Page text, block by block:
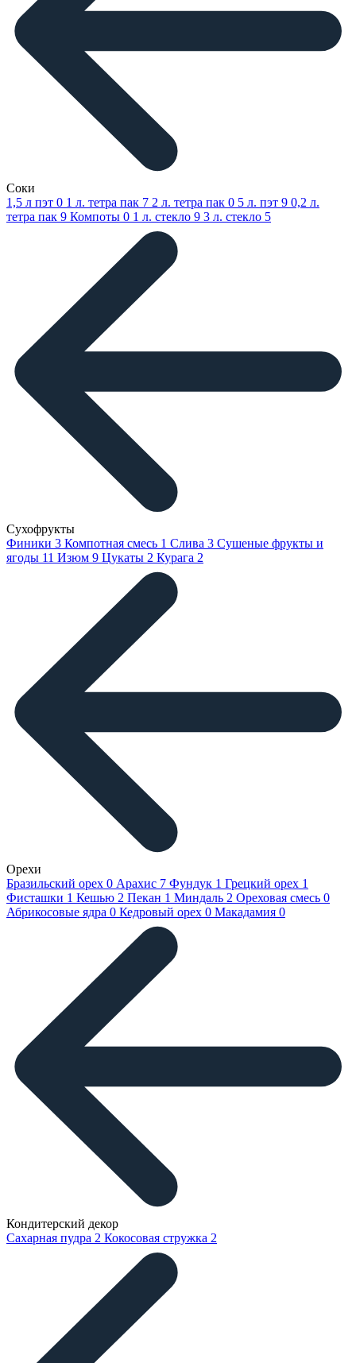
Соки
1,5 л пэт 0 1 л. тетра пак 7 2 л. тетра пак 0 5 л. пэт 9 0,2 л.
тетра пак 9 Компоты 0 1 л. стекло 9 3 л. стекло 5
Сухофрукты
Финики 3 Компотная смесь 1 Слива 3 Сушеные фрукты и
ягоды 11 Изюм 9 Цукаты 2 Курага 2
Орехи
Бразильский орех 0 Арахис 7 Фундук 1 Грецкий орех 1
Фисташки 1 Кешью 2 Пекан 1 Миндаль 2 Ореховая смесь 0
Абрикосовые ядра 0 Кедровый орех 0 Макадамия 0
Кондитерский декор
Сахарная пудра 2 Кокосовая стружка 2